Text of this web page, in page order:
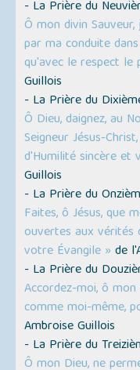
- La Prière du
Ô mon divin
par ma conduite
qu'avec le respect le
Guillois
- La Prière du
Ô Dieu, daignez, au
Seigneur Jésus-
d'Humilité sincère et
Guillois
- La Prière du
Faites, ô Jésus, que
ouvertes aux vérités
votre Évangile » de
- La Prière du
Accordez-moi, ô
comme moi-même,
Ambroise Guillois
- La Prière du
Ô mon Dieu, ne